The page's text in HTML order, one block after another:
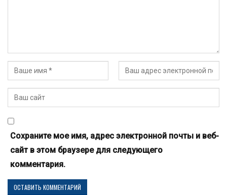
Сохраните мое имя, адрес электронной почты и веб-
сайт в этом браузере для следующего
комментария.